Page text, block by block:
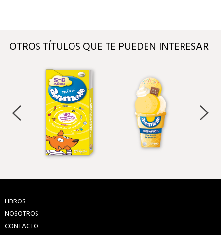
OTROS TÍTULOS QUE TE PUEDEN INTERESAR
LIBROS
NOSOTROS
CONTACTO